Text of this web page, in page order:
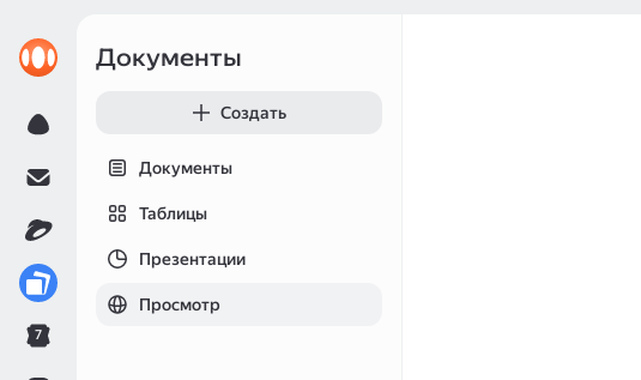
7
Документы
Создать
Документы
Таблицы
Презентации
Просмотр